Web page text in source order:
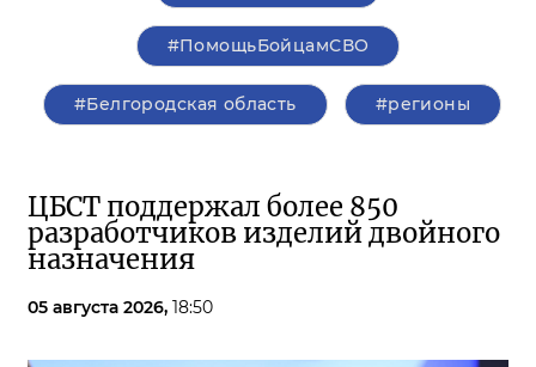
#ПомощьБойцамСВО
#Белгородская область #регионы
ЦБСТ поддержал более 850
разработчиков изделий двойного
назначения
05 августа 2026, 18:50